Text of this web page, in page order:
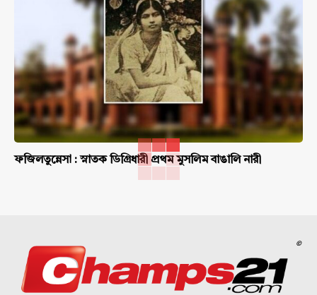
ফজিলতুন্নেসা : স্নাতক ডিগ্রিধারী প্রথম মুসলিম বাঙালি নারী
©